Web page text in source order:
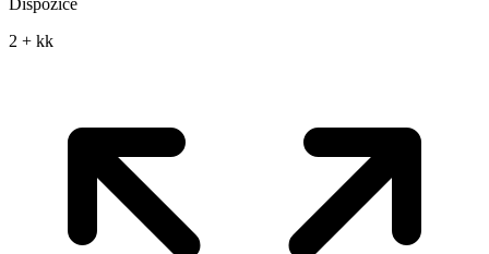
2 + kk